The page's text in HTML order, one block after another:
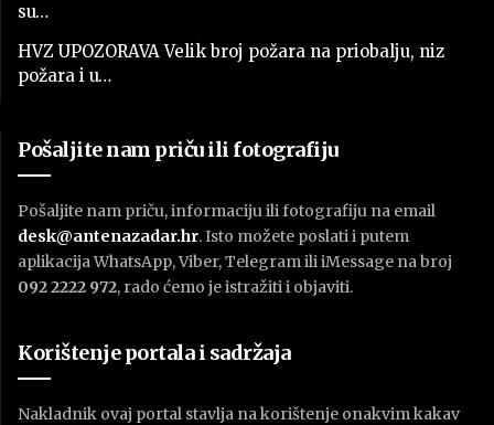
su…
HVZ UPOZORAVA Velik broj požara na priobalju, niz
požara i u…
Pošaljite nam priču ili fotografiju
Pošaljite nam priču, informaciju ili fotografiju na email
desk@antenazadar.hr. Isto možete poslati i putem
aplikacija WhatsApp, Viber, Telegram ili iMessage na broj
092 2222 972, rado ćemo je istražiti i objaviti.
Korištenje portala i sadržaja
Nakladnik ovaj portal stavlja na korištenje onakvim kakav